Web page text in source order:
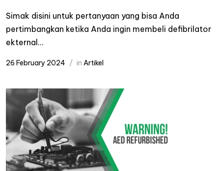
Simak disini untuk pertanyaan yang bisa Anda
pertimbangkan ketika Anda ingin membeli defibrilator
ekternal...
26 February 2024 in Artikel